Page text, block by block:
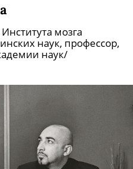
мозга
наук, профессор,
наук/